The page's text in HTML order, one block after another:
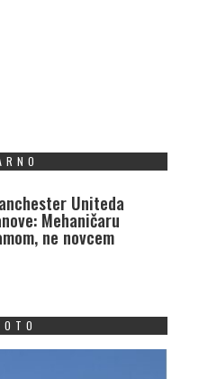
Uniteda
Mehaničaru
ne novcem